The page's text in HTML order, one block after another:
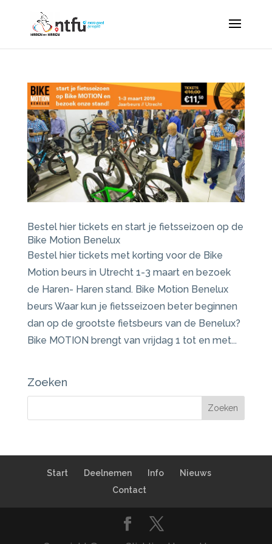
Bestel hier tickets en start je fietsseizoen op de
Bike Motion Benelux
Bestel hier tickets met korting voor de Bike
Motion beurs in Utrecht 1-3 maart en bezoek
de Haren- Haren stand. Bike Motion Benelux
beurs Waar kun je fietsseizoen beter beginnen
dan op de grootste fietsbeurs van de Benelux?
Bike MOTION brengt van vrijdag 1 tot en met...
Zoeken
Start Deelnemen Info
Nieuws
Contact